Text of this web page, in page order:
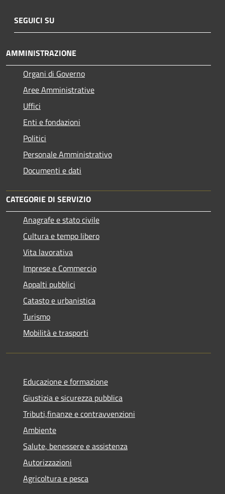
SEGUICI SU
AMMINISTRAZIONE
Organi di Governo
Aree Amministrative
Uffici
Enti e fondazioni
Politici
Personale Amministrativo
Documenti e dati
CATEGORIE DI SERVIZIO
Anagrafe e stato civile
Cultura e tempo libero
Vita lavorativa
Imprese e Commercio
Appalti pubblici
Catasto e urbanistica
Turismo
Mobilità e trasporti
Educazione e formazione
Giustizia e sicurezza pubblica
Tributi,finanze e contravvenzioni
Ambiente
Salute, benessere e assistenza
Autorizzazioni
Agricoltura e pesca